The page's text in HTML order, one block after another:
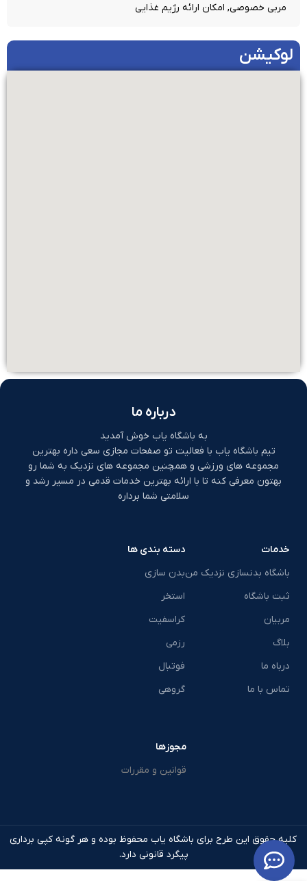
مربی خصوصی, امکان ارائه رژیم غذایی
لوکیشن
درباره ما
به باشگاه یاب خوش آمدید
تیم باشگاه یاب با فعالیت تو صفحات مجازی سعی داره بهترین
مجموعه های ورزشی و همچنین مجموعه های نزدیک به شما رو
بهتون معرفی کنه تا با ارائه بهترین خدمات قدمی در مسیر رشد و
سلامتی شما برداره
خدمات
باشگاه بدنسازی نزدیک من
ثبت باشگاه
مربیان
بلاگ
درباه ما
تماس با ما
دسته بندی ها
بدن سازی
استخر
کراسفیت
رزمی
فوتبال
گروهی
مجوزها
قوانین و مقررات
کلیه حقوق این طرح برای باشگاه یاب محفوظ بوده و هر گونه کپی برداری
پیگرد قانونی دارد.